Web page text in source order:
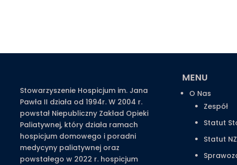
Stowarzyszenie Hospicjum im. Jana
Pawła II działa od 1994r. W 2004 r.
powstał Niepubliczny Zakład Opieki
Paliatywnej, który działa ramach
hospicjum domowego i poradni
medycyny paliatywnej oraz
powstałego w 2022 r. hospicjum
MENU
O Nas
Zespół
Statut
Statut